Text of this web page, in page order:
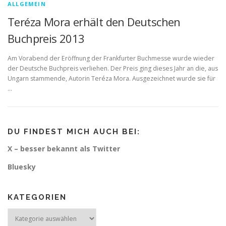
ALLGEMEIN
Teréza Mora erhält den Deutschen
Buchpreis 2013
Am Vorabend der Eröffnung der Frankfurter Buchmesse wurde wieder
der Deutsche Buchpreis verliehen. Der Preis ging dieses Jahr an die, aus
Ungarn stammende, Autorin Teréza Mora. Ausgezeichnet wurde sie für
…
DU FINDEST MICH AUCH BEI:
X – besser bekannt als Twitter
Bluesky
KATEGORIEN